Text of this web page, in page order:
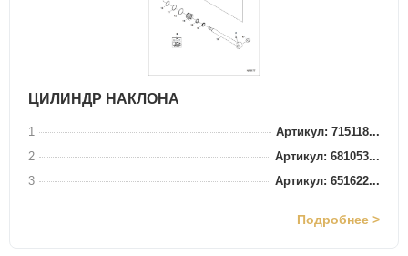
ЦИЛИНДР НАКЛОНА
1
Артикул: 715118...
2
Артикул: 681053...
3
Артикул: 651622...
Подробнее >